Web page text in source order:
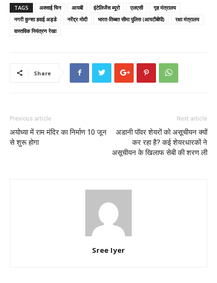
TAGS अक्साई चिन आयबी इंटेलिजेंस ब्यूरो एलएसी
गृह मंत्रालय
नगरी कुन्शा हवाई अड्डे
नरेंद्र मोदी भारत-तिब्बत सीमा पुलिस (आयटीबीपी)
रक्षा मंत्रालय
वास्तविक नियंत्रण रेखा
Share
Previous article
अयोध्या में राम मंदिर का निर्माण 10 जून
से शुरू होगा
Next article
अडानी पॉवर शेयरों को असूचीयन क्यों
कर रहा है? कई शेयरधारकों ने
असूचीयन के खिलाफ सेबी की शरण ली
Sree Iyer